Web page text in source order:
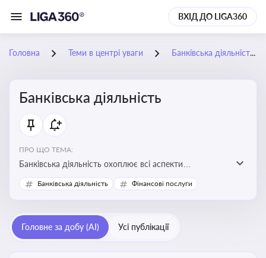
ВХІД ДО LIGA360
Головна Теми в центрі уваги Банківська діяльність
Банківська діяльність
ПРО ЩО ТЕМА:
Банківська діяльність охоплює всі аспекти
регулювання, нагляду та ліцензування банківських
установ
Банківська діяльність Фінансові послуги
Головне за добу (AI) Усі публікації